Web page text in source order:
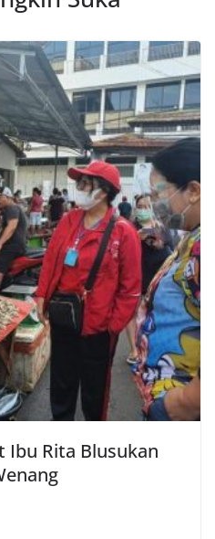
Ibu Rita Blusukan